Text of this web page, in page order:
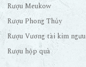
Rượu Meukow
Rượu Phong Thủy
Rượu Vương tài kim ngưu
Rượu hộp quà